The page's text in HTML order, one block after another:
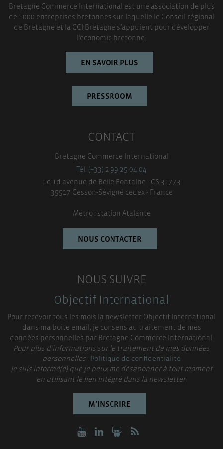
Bretagne Commerce International est une association de plus
de 1000 entreprises bretonnes sur laquelle le Conseil régional
de Bretagne et la CCI Bretagne s’appuient pour développer
l’économie bretonne.
EN SAVOIR PLUS
PRESSROOM
CONTACT
Bretagne Commerce International
Tél. (+33) 2 99 25 04 04
1c-1d avenue de Belle Fontaine - CS 31773
35517 Cesson-Sévigné cedex - France
Métro : station Atalante
NOUS CONTACTER
NOUS SUIVRE
Objectif International
Pour recevoir tous les mois la newsletter Objectif International
dans ma boite email, je consens au traitement de mes
données personnelles par Bretagne Commerce International.
Pour plus d’informations sur le traitement de mes données
personnelles :Politique de confidentialité
Je suis informé(e) que je peux me désabonner à tout moment
en utilisant le lien intégré dans la newsletter.
M’INSCRIRE
TOUT ACCEPTER